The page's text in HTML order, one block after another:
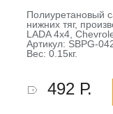
Полиуретановый
нижних тяг,
LADA 4x4,
Артикул: SBPG-
Вес: 0.15кг.
492 Р.